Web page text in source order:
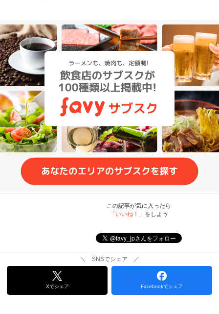
この記事が気に入ったら
「いいね！」 をしよう
＼ SNSでシェア ／
Xでシェア Facebookでシェア